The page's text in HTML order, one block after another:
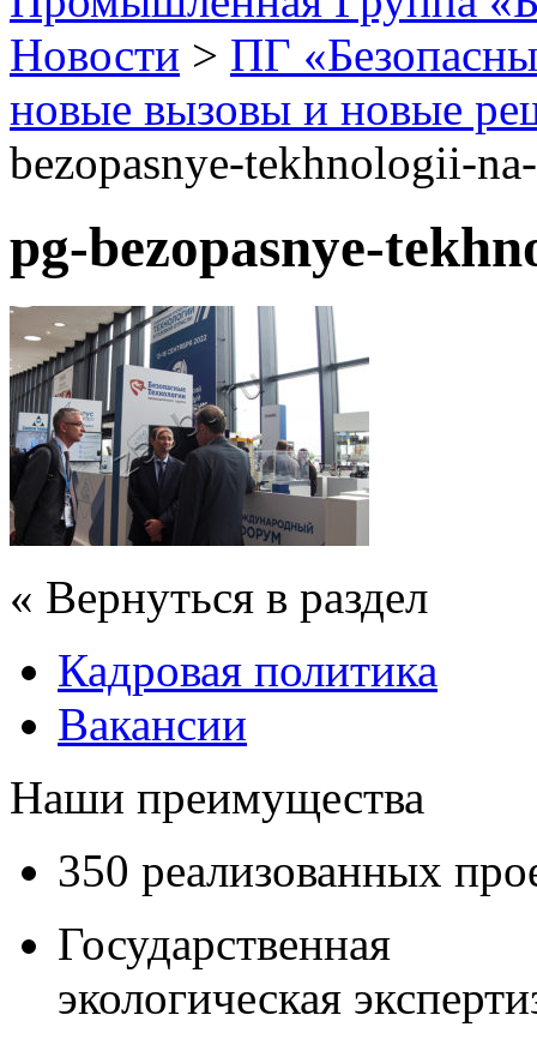
Новости > ПГ
новые вызовы и новые
bezopasnye-tekhnologii-
pg-bezopasnye-
« Вернуться в раздел
Кадровая политика
Вакансии
Наши преимущества
350 реализованных
Государственная
экологическая